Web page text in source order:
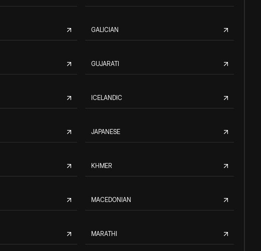
GALICIAN
GUJARATI
ICELANDIC
JAPANESE
KHMER
MACEDONIAN
MARATHI